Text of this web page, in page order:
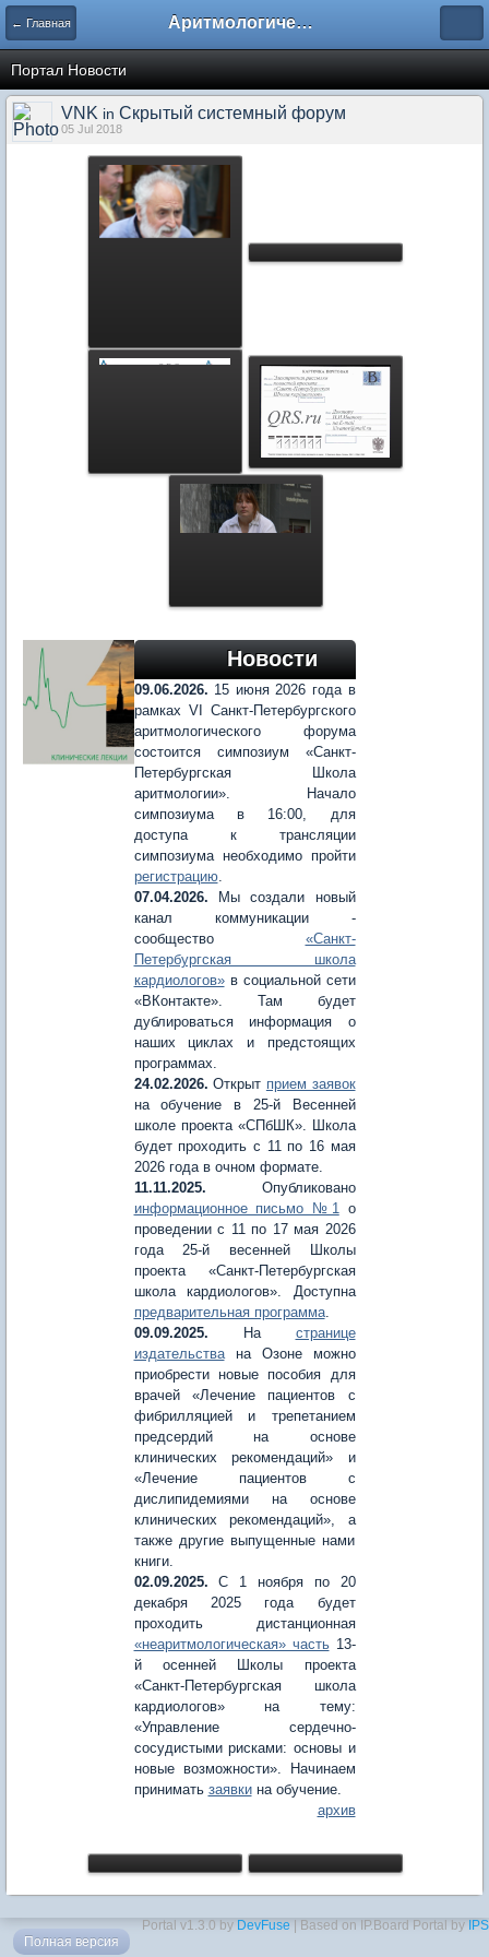
← Главная Аритмологический форум
Портал Новости
VNK in Скрытый системный форум
05 Jul 2018
Новости
09.06.2026. 15 июня 2026 года в
рамках VI Санкт-Петербургского
аритмологического форума
состоится симпозиум «Санкт-
Петербургская Школа
аритмологии». Начало
симпозиума в 16:00, для
доступа к трансляции
симпозиума необходимо пройти
регистрацию.
07.04.2026. Мы создали новый
канал коммуникации -
сообщество «Санкт-
Петербургская школа
кардиологов»в социальной сети
«ВКонтакте». Там будет
дублироваться информация о
наших циклах и предстоящих
программах.
24.02.2026. Открыт прием заявок
на обучение в 25-й Весенней
школе проекта «СПбШК». Школа
будет проходить с 11 по 16 мая
2026 года в очном формате.
11.11.2025. Опубликовано
информационное письмо №1
о
проведении с 11 по 17 мая 2026
года 25-й весенней Школы
проекта «Санкт-Петербургская
школа кардиологов». Доступна
предварительная программа.
09.09.2025. На странице
издательствана Озоне можно
приобрести новые пособия для
врачей «Лечение пациентов с
фибрилляцией и трепетанием
предсердий на основе
клинических рекомендаций» и
«Лечение пациентов с
дислипидемиями на основе
клинических рекомендаций», а
также другие выпущенные нами
книги.
02.09.2025. С 1 ноября по 20
декабря 2025 года будет
проходить дистанционная
«неаритмологическая» часть13-
й осенней Школы проекта
«Санкт-Петербургская школа
кардиологов» на тему:
«Управление сердечно-
сосудистыми рисками: основы и
новые возможности». Начинаем
принимать заявкина обучение.
архив
Portal v1.3.0 by DevFuse | Based on IP.Board Portal by IPS
Полная версия